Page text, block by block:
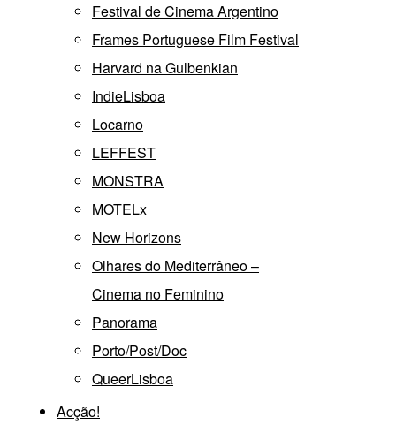
Festival de Cinema Argentino
Frames Portuguese Film Festival
Harvard na Gulbenkian
IndieLisboa
Locarno
LEFFEST
MONSTRA
MOTELx
New Horizons
Olhares do Mediterrâneo –
Cinema no Feminino
Panorama
Porto/Post/Doc
QueerLisboa
Acção!